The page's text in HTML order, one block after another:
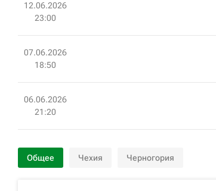
12.06.2026
23:00
07.06.2026
18:50
06.06.2026
21:20
Общее Чехия Черногория